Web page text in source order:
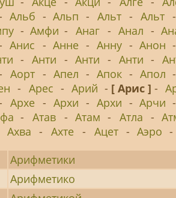
Альб - Альп - Альт - Альт -
- Амфи - Анаг - Анал -
Анис - Анне - Анну - Анон -
- Анти - Анти - Анти -
Аорт - Апел - Апок - Апол -
- Арес - Арий - [ Арис ] -
Архе - Архи - Архи - Арчи -
- Атав - Атам - Атла -
Ахва - Ахте - Ацет - Аэро -
Арифметики
Арифметико